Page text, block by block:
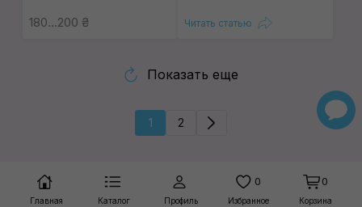
180...200 ₴ Читать статью
Показать еще
1 2
Главная Каталог Профиль
0
Избранное
0
Корзина